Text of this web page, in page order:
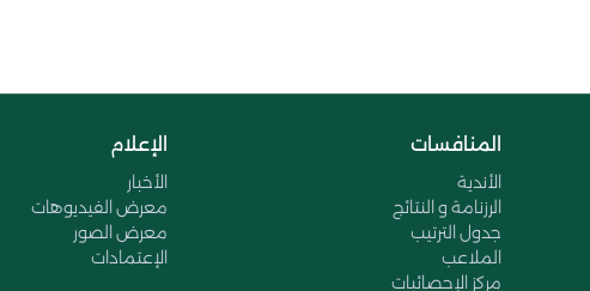
المنافسات
الأندية
الرزنامة و النتائج
جدول الترتيب
الملاعب
مركز الإحصائيات
الإعلام
الأخبار
معرض الفيديوهات
معرض الصور
الإعتمادات